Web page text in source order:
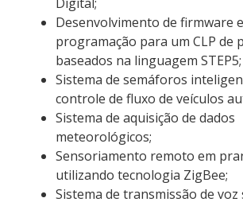
Desenvolvimento de firmware
programação para um CLP de
baseados na linguagem STEP5;
Sistema de semáforos
controle de fluxo de veículos
Sistema de aquisição de dados
meteorológicos;
Sensoriamento remoto em
utilizando tecnologia ZigBee;
Sistema de transmissão de